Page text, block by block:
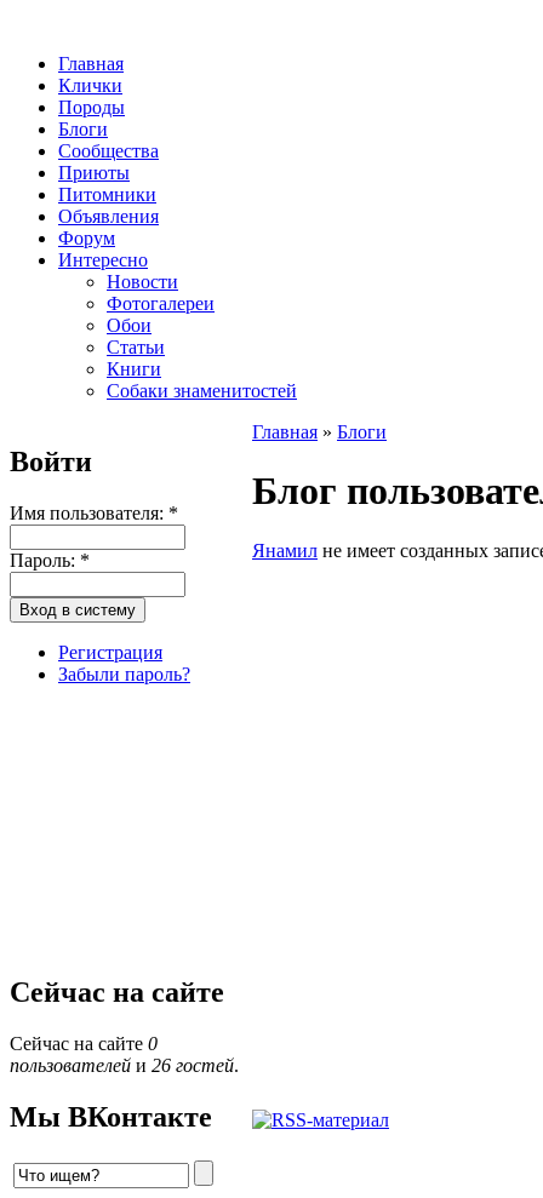
Главная
Клички
Породы
Блоги
Сообщества
Приюты
Питомники
Объявления
Форум
Интересно
Новости
Фотогалереи
Обои
Статьи
Книги
Собаки знаменитостей
Войти
Имя пользователя: *
Пароль: *
Регистрация
Забыли пароль?
Сейчас на сайте
Сейчас на сайте 0
пользователей и 26 гостей.
Мы ВКонтакте
Главная » Блоги
Блог
Янамил не имеет созданных